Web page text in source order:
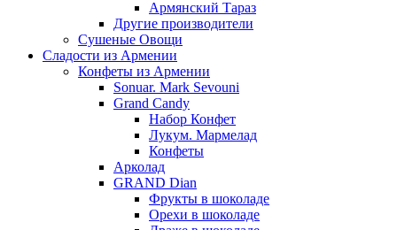
Армянский Тараз
Другие производители
Сушеные Овощи
Сладости из Армении
Конфеты из Армении
Sonuar. Mark Sevouni
Grand Candy
Набор Конфет
Лукум. Мармелад
Конфеты
Арколад
GRAND Dian
Фрукты в шоколаде
Орехи в шоколаде